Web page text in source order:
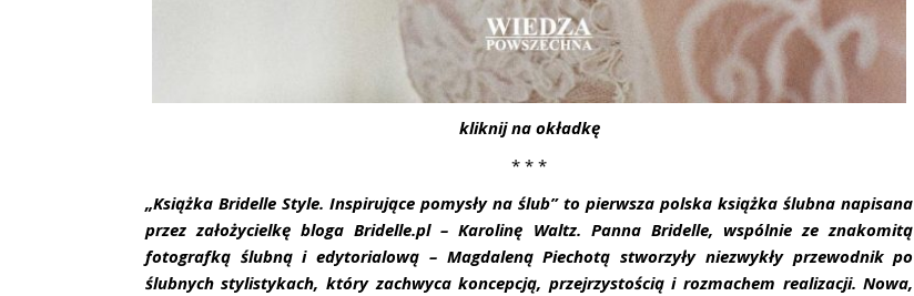
kliknij na okładkę
* * *
„Książka Bridelle Style. Inspirujące pomysły na ślub” to pierwsza polska książka ślubna napisana
przez założycielkę bloga Bridelle.pl – Karolinę Waltz. Panna Bridelle, wspólnie ze znakomitą
fotografką ślubną i edytorialową – Magdaleną Piechotą stworzyły niezwykły przewodnik po
ślubnych stylistykach, który zachwyca koncepcją, przejrzystością i rozmachem realizacji. Nowa,